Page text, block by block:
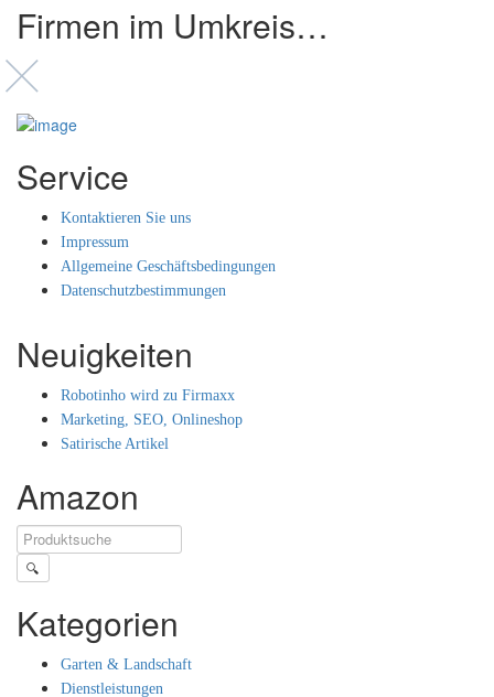
Firmen im Umkreis…
Service
Kontaktieren Sie uns
Impressum
Allgemeine Geschäftsbedingungen
Datenschutzbestimmungen
Neuigkeiten
Robotinho wird zu Firmaxx
Marketing, SEO, Onlineshop
Satirische Artikel
Amazon
🔍
Kategorien
Garten & Landschaft
Dienstleistungen